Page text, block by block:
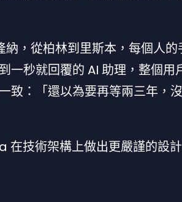
，從柏林到里斯本，每個人的
一秒就回覆的 AI 助理，整個用
致：「還以為要再等兩三年，
技術架構上做出更嚴謹的設